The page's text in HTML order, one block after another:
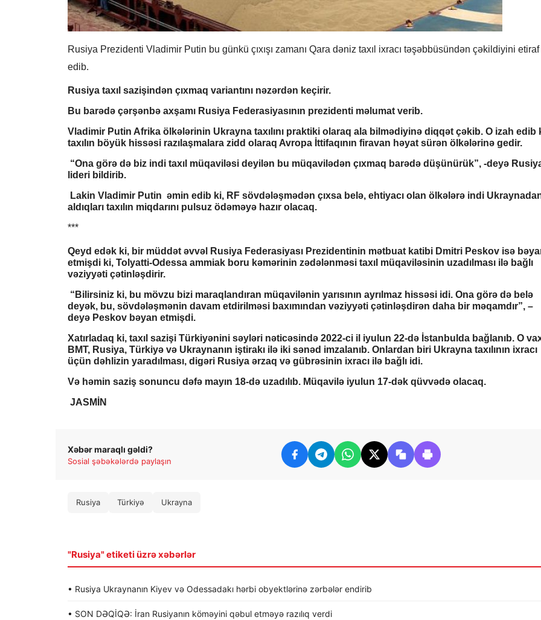
Rusiya Prezidenti Vladimir Putin bu günkü çıxışı zamanı Qara dəniz taxıl ixracı təşəbbüsündən çəkildiyini etiraf
edib.
Rusiya taxıl sazişindən çıxmaq variantını nəzərdən keçirir.
Bu barədə çərşənbə axşamı Rusiya Federasiyasının prezidenti məlumat verib.
Vladimir Putin Afrika ölkələrinin Ukrayna taxılını praktiki olaraq ala bilmədiyinə diqqət çəkib. O izah edib
taxılın böyük hissəsi razılaşmalara zidd olaraq Avropa İttifaqının firavan həyat sürən ölkələrinə gedir.
“Ona görə də biz indi taxıl müqaviləsi deyilən bu müqavilədən çıxmaq barədə düşünürük”, -deyə
lideri bildirib.
Lakin Vladimir Putin əmin edib ki, RF sövdələşmədən çıxsa belə, ehtiyacı olan ölkələrə indi
aldıqları taxılın miqdarını pulsuz ödəməyə hazır olacaq.
***
Qeyd edək ki, bir müddət əvvəl Rusiya Federasiyası Prezidentinin mətbuat katibi Dmitri Peskov isə
etmişdi ki, Tolyatti-Odessa ammiak boru kəmərinin zədələnməsi taxıl müqaviləsinin uzadılması ilə bağlı
vəziyyəti çətinləşdirir.
“Bilirsiniz ki, bu mövzu bizi maraqlandıran müqavilənin yarısının ayrılmaz hissəsi idi. Ona görə də belə
deyək, bu, sövdələşmənin davam etdirilməsi baxımından vəziyyəti çətinləşdirən daha bir məqamdır”, –
deyə Peskov bəyan etmişdi.
Xatırladaq ki, taxıl sazişi Türkiyənini səyləri nəticəsində 2022-ci il iyulun 22-də İstanbulda bağlanıb. O
BMT, Rusiya, Türkiyə və Ukraynanın iştirakı ilə iki sənəd imzalanıb. Onlardan biri Ukrayna taxılının ixracı
üçün dəhlizin yaradılması, digəri Rusiya ərzaq və gübrəsinin ixracı ilə bağlı idi.
Və həmin saziş sonuncu dəfə mayın 18-də uzadılıb. Müqavilə iyulun 17-dək qüvvədə olacaq.
JASMİN
Xəbər maraqlı gəldi?
Sosial şəbəkələrdə paylaşın
Rusiya Türkiyə Ukrayna
"Rusiya" etiketi üzrə xəbərlər
• Rusiya Ukraynanın Kiyev və Odessadakı hərbi obyektlərinə zərbələr endirib
• SON DƏQİQƏ: İran Rusiyanın köməyini qəbul etməyə razılıq verdi